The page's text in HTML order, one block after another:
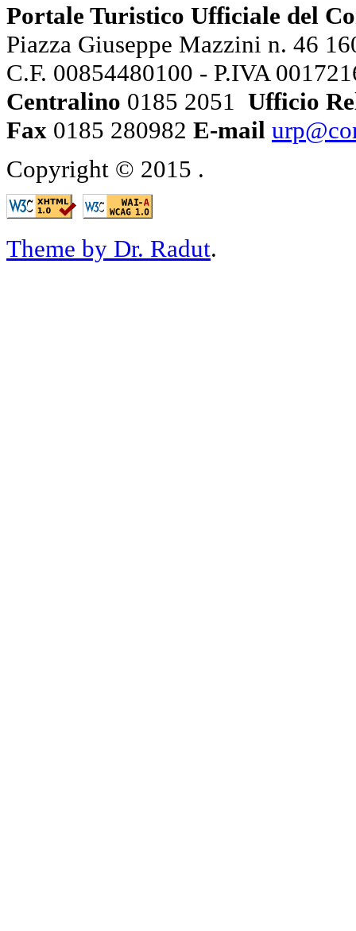
Portale Turistico Ufficiale del
Piazza Giuseppe Mazzini n. 46
C.F. 00854480100 - P.IVA
Centralino 0185 2051 Ufficio
Fax 0185 280982 E-mail
Copyright © 2015 .
Theme by Dr. Radut.